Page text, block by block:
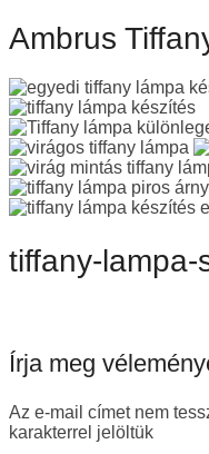
Ambrus
tiffany-lampa-
Írja meg
Az e-mail címet nem
karakterrel jelöltük